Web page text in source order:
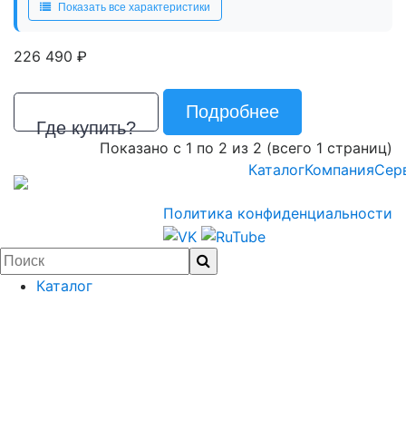
Показать все характеристики
226 490 р.
Где купить?
Подробнее
Показано с 1 по 2 из 2 (всего 1 страниц)
КаталогКомпания
Политика конфиденциальности
Каталог